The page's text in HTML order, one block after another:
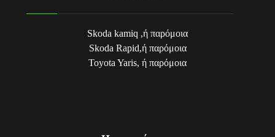
Skoda kamiq ,ή παρόμοια
Skoda Rapid,ή παρόμοια
Toyota Yaris, ή παρόμοια